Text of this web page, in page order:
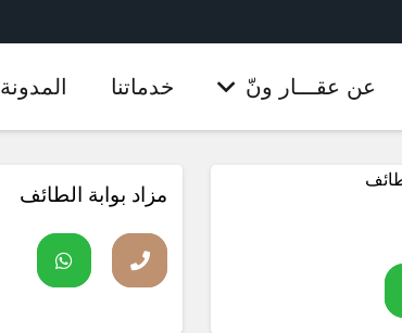
عن عقـــار ونّ خدماتنا المدونة
مزاد منتهي
مزاد بوابة الطائف